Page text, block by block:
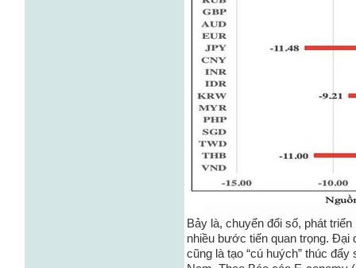
Bảy là, chuyển đổi số, phát
nhiều bước tiến quan trọng. Đại
cũng là tạo “cú huých” thúc